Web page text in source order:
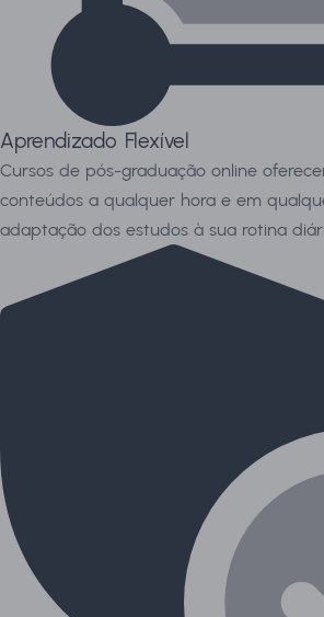
Aprendizado Flexível
Cursos de pós-graduação online
conteúdos a qualquer hora e em
adaptação dos estudos à sua rotina